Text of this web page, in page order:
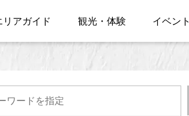
リアガイド 観光・体験 イベント